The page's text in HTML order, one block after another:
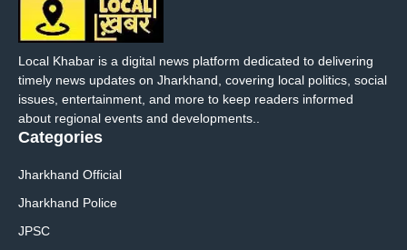
Local Khabar is a digital news platform dedicated to delivering
timely news updates on Jharkhand, covering local politics, social
issues, entertainment, and more to keep readers informed
about regional events and developments..
Categories
Jharkhand Official
Jharkhand Police
JPSC